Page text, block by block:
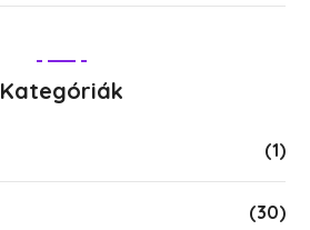
Kategóriák
(1)
(30)